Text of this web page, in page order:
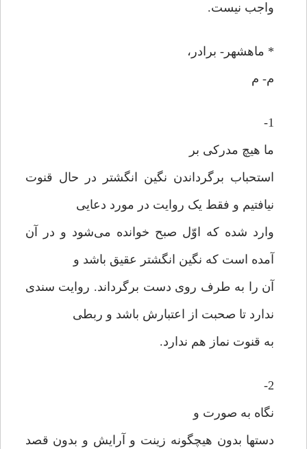
واجب نیست.
* ماهشهر- برادر،
م- م
1-
ما هیچ مدرکی بر
استحباب برگرداندن نگین انگشتر در حال قنوت
نیافتیم و فقط یک روایت در مورد دعایی
وارد شده که اوّل صبح خوانده می‌شود و در آن
آمده است که نگین انگشتر عقیق باشد و
آن را به طرف روی دست برگرداند. روایت سندی
ندارد تا صحبت از اعتبارش باشد و ربطی
به قنوت نماز هم ندارد.
2-
نگاه به صورت و
دستها بدون هیچگونه زینت و آرایش و بدون قصد